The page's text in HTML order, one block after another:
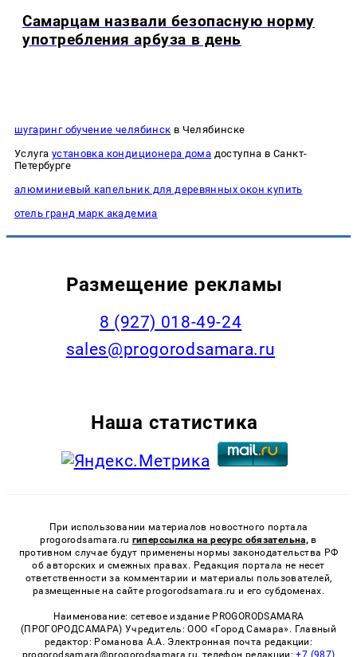
Самарцам назвали безопасную норму
употребления арбуза в день
шугаринг обучение челябинск в Челябинске
Услуга установка кондиционера дома доступна в Санкт-
Петербурге
алюминиевый капельник для деревянных окон купить
отель гранд марк академиа
Размещение рекламы
8 (927) 018-49-24
sales@progorodsamara.ru
Наша статистика
При использовании материалов новостного портала
progorodsamara.ru гиперссылка на ресурс обязательна, в
противном случае будут применены нормы законодательства РФ
об авторских и смежных правах. Редакция портала не несет
ответственности за комментарии и материалы пользователей,
размещенные на сайте progorodsamara.ru и его субдоменах.
Наименование: сетевое издание PROGORODSAMARA
(ПРОГОРОДСАМАРА) Учредитель: ООО «Город Самара». Главный
редактор: Романова А.А. Электронная почта редакции:
progorodsamara@progorodsamara.ru, телефон редакции:+7 (987)